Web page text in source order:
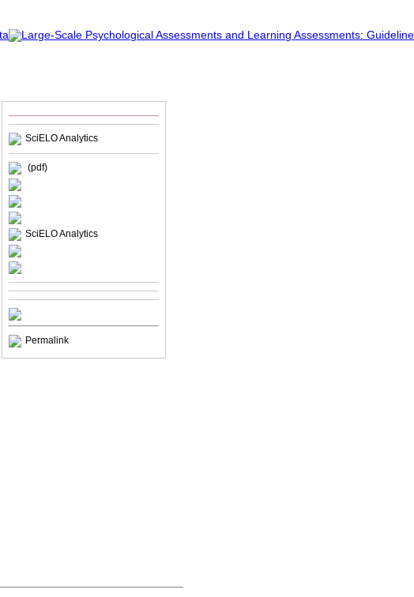
SciELO Analytics
(pdf)
SciELO Analytics
Permalink